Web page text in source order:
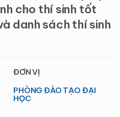
cho thí sinh tốt
danh sách thí sinh
ĐƠN VỊ
PHÒNG ĐÀO TẠO ĐẠI
HỌC